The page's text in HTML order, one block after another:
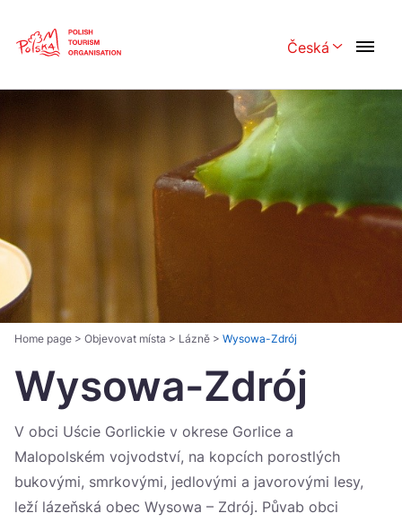
Česká
English
Česká 中国
Dansk Deutsch
Español
Italiano
Nederlands
Português Norsk
Suomi Svenska
Україна
Zamknij
Home page > Objevovat místa > Lázně > Wysowa-Zdrój
Wysowa-Zdrój
V obci Uście Gorlickie v okrese Gorlice a
Malopolském vojvodství, na kopcích porostlých
bukovými, smrkovými, jedlovými a javorovými lesy,
leží lázeňská obec Wysowa – Zdrój. Půvab obci